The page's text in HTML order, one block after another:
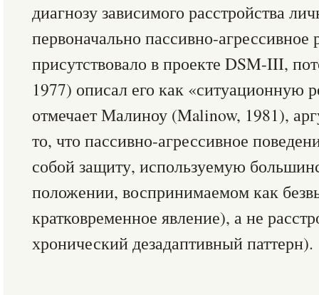
диагнозу зависимого расстройства
первоначально пассивно-агрессивное
присутствовало в проекте DSM-III,
1977) описал его как «ситуационную
отмечает Малиноу (Malinow, 1981),
то, что пассивно-агрессивное
собой защиту, используемую
положении, воспринимаемом как
кратковременное явление), а не
хронический дезадаптивный паттерн).